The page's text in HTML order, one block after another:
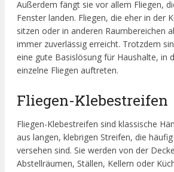
Außerdem fängt sie vor allem Fliegen,
Fenster landen. Fliegen, die eher in der
sitzen oder in anderen Raumbereichen
immer zuverlässig erreicht. Trotzdem
eine gute Basislösung für Haushalte, in
einzelne Fliegen auftreten.
Fliegen-Klebestreifen
Fliegen-Klebestreifen sind klassische
aus langen, klebrigen Streifen, die
versehen sind. Sie werden von der
Abstellräumen, Ställen, Kellern oder